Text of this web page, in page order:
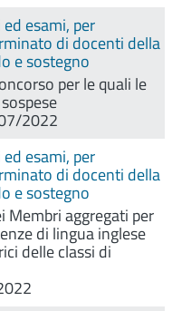
esami, per
di docenti della
e sostegno
per le quali le
2022
esami, per
di docenti della
e sostegno
Membri aggregati per
di lingua inglese
delle classi di